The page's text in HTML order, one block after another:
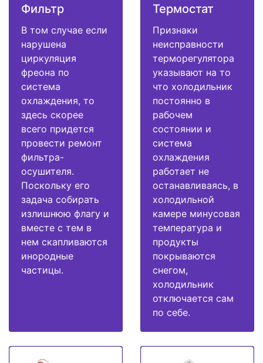
Фильтр
В том случае если
нарушена
циркуляция
фреона по
система
охлаждения, то
здесь скорее
всего придется
провести ремонт
фильтра-
осушителя.
Поскольку его
задача собирать
излишнюю флагу и
вместе с тем в
нем скапливаются
инородные
частицы.
Термостат
Признаки
неисправности
терморегулятора
указывают на то
что холодильник
постоянно в
рабочем
состоянии и
система
охлаждения
работает не
останавливаясь, в
холодильной
камере минусовая
температура и
продукты
покрываются
снегом,
холодильник
отключается сам
по себе.